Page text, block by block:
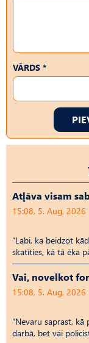
VĀRDS *
Atļāva visam
15:08, 5. Aug, 2026
“Labi, ka beidzot
skatīties, kā tā ēka
Vai, novelkot
15:08, 5. Aug, 2026
“Nevaru saprast, kā
darbā, bet vai